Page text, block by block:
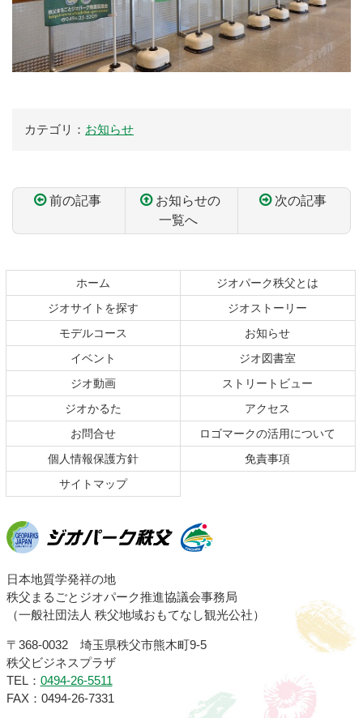
カテゴリ： お知らせ
前の記事
お知らせの
一覧へ
次の記事
ン
文
へ
の
へ
ホーム
ジオパーク秩父とは
ジオサイトを探す
ジオストーリー
モデルコース
お知らせ
イベント
ジオ図書室
ジオ動画
ストリートビュー
ジオかるた
アクセス
お問合せ
ロゴマークの活用について
個人情報保護方針
免責事項
サイトマップ
ジオパーク秩父
日本地質学発祥の地
秩父まるごとジオパーク推進協議会事務局
（一般社団法人 秩父地域おもてなし観光公社）
〒368-0032 埼玉県秩父市熊木町9-5
秩父ビジネスプラザ
TEL： 0494-26-5511
FAX：0494-26-7331